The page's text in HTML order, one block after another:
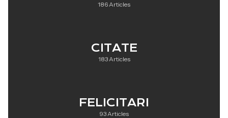
186 Articles
CITATE
183 Articles
FELICITARI
93 Articles